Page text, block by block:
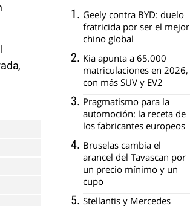
Geely contra BYD: duelo
fratricida por ser el mejor
chino global
Kia apunta a 65.000
matriculaciones en 2026,
con más SUV y EV2
Pragmatismo para la
automoción: la receta de
los fabricantes europeos
Bruselas cambia el
arancel del Tavascan por
un precio mínimo y un
cupo
Stellantis y Mercedes